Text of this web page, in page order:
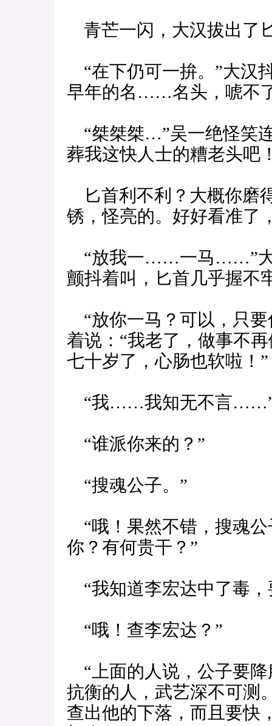
青芒一闪，大汉拔出了
“在下仍可一拚。”大汉
早年的名……名头，唬不
“桀桀桀…”吴一绝怪笑
葬我这快人士的糟老头吧
匕首利不利？大概你磨
锈，怪亮的。好好看准了
“放我一……一马……”大
颤抖着叫，匕首几乎握不
“放你一马？可以，只要
着说：“我老了，做事不
七十岁了，心肠也软啦！”
“我……我知无不言……”
“谁派你来的？”
“搜魂公子。”
“哦！果然不错，搜魂公
你？有何贵干？”
“我知道李宏达中了毒，
“哦！查李宏达？”
“上面的人说，公子要
抗衡的人，武艺深不可测
查出他的下落，而且要快